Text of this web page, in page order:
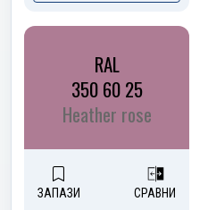
RAL
350 60 25
Heather rose
ЗАПАЗИ СРАВНИ